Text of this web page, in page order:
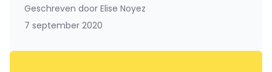
Geschreven door Elise Noyez
7 september 2020